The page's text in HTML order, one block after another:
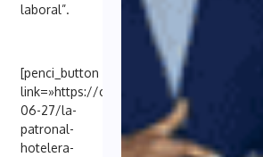
laboral”.
[penci_button
link=»https://cincodias.elpais.com/
06-27/la-
patronal-
hotelera-